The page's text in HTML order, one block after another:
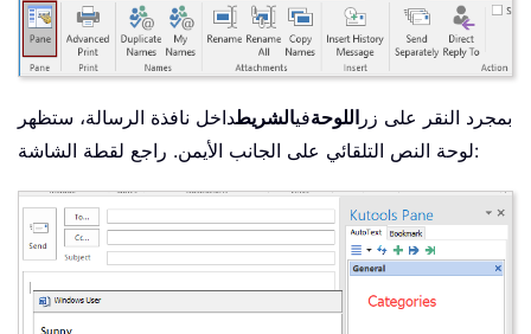
بمجرد النقر على زر اللوحةفيالشريطداخل نافذة الرسالة، ستظهر
لوحة النص التلقائي على الجانب الأيمن. راجع لقطة الشاشة: